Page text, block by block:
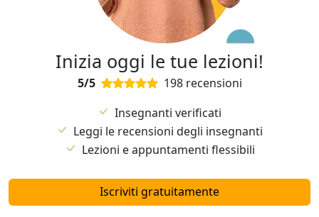
Inizia oggi le tue lezioni!
5/5
198 recensioni
Insegnanti verificati
Leggi le recensioni degli insegnanti
Lezioni e appuntamenti flessibili
Iscriviti gratuitamente